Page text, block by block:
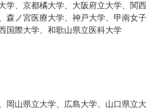
学、京都橘大学、大阪府立大学、関西
森ノ宮医療大学、神戸大学、甲南女子
国際大学、和歌山県立医科大学
岡山県立大学、広島大学、山口県立大